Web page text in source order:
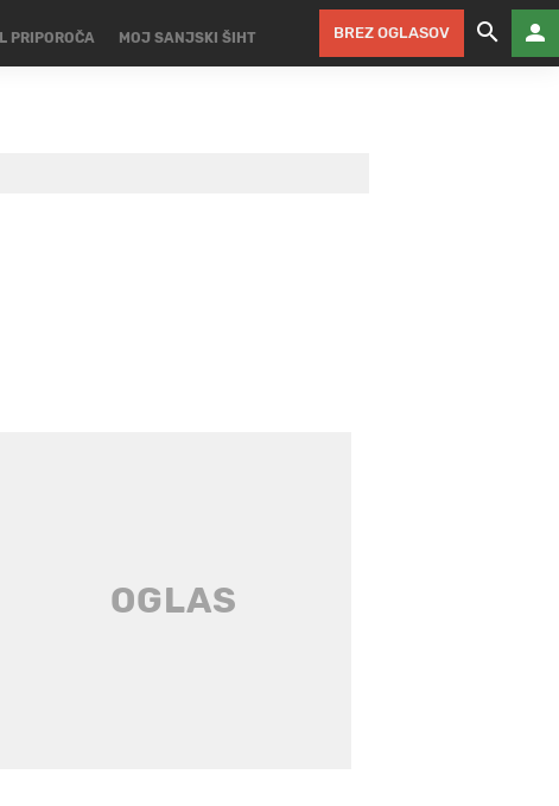
PRIPOROČA MOJ SANJSKI ŠIHT BREZ OGLASOV